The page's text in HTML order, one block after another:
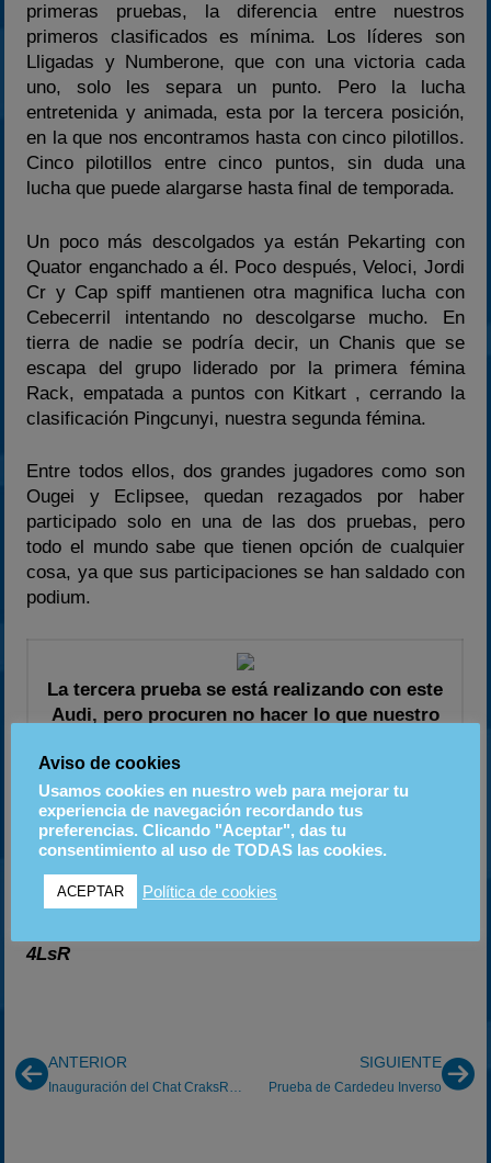
primeras pruebas, la diferencia entre nuestros
primeros clasificados es mínima. Los líderes son
Lligadas y Numberone, que con una victoria cada
uno, solo les separa un punto. Pero la lucha
entretenida y animada, esta por la tercera posición,
en la que nos encontramos hasta con cinco pilotillos.
Cinco pilotillos entre cinco puntos, sin duda una
lucha que puede alargarse hasta final de temporada.
Un poco más descolgados ya están Pekarting con
Quator enganchado a él. Poco después, Veloci, Jordi
Cr y Cap spiff mantienen otra magnifica lucha con
Cebecerril intentando no descolgarse mucho. En
tierra de nadie se podría decir, un Chanis que se
escapa del grupo liderado por la primera fémina
Rack, empatada a puntos con Kitkart , cerrando la
clasificación Pingcunyi, nuestra segunda fémina.
Entre todos ellos, dos grandes jugadores como son
Ougei y Eclipsee, quedan rezagados por haber
participado solo en una de las dos pruebas, pero
todo el mundo sabe que tienen opción de cualquier
cosa, ya que sus participaciones se han saldado con
podium.
La tercera prueba se está realizando con este
Audi, pero procuren no hacer lo que nuestro
La siguiente prueba se realiza con el Audi R8 Race
Car´01 en el circuito de Infineon Raceway. Para ser
exactos, en la prueba 11 del carné especial si no
estamos mal informados, así que no pierdan más
tiempo y a rodar.
4LsR
ANTERIOR SIGUIENTE
Prueba de Cardedeu Inverso
Aviso de cookies
Usamos cookies en nuestro web para mejorar tu
experiencia de navegación recordando tus
preferencias. Clicando "Aceptar", das tu
consentimiento al uso de TODAS las cookies.
ACEPTAR Política de cookies